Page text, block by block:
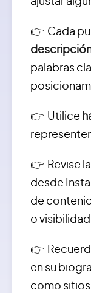
👉 Cada
palabras
👉 Utilice
👉 Revise
desde
de
o
👉
en su
como